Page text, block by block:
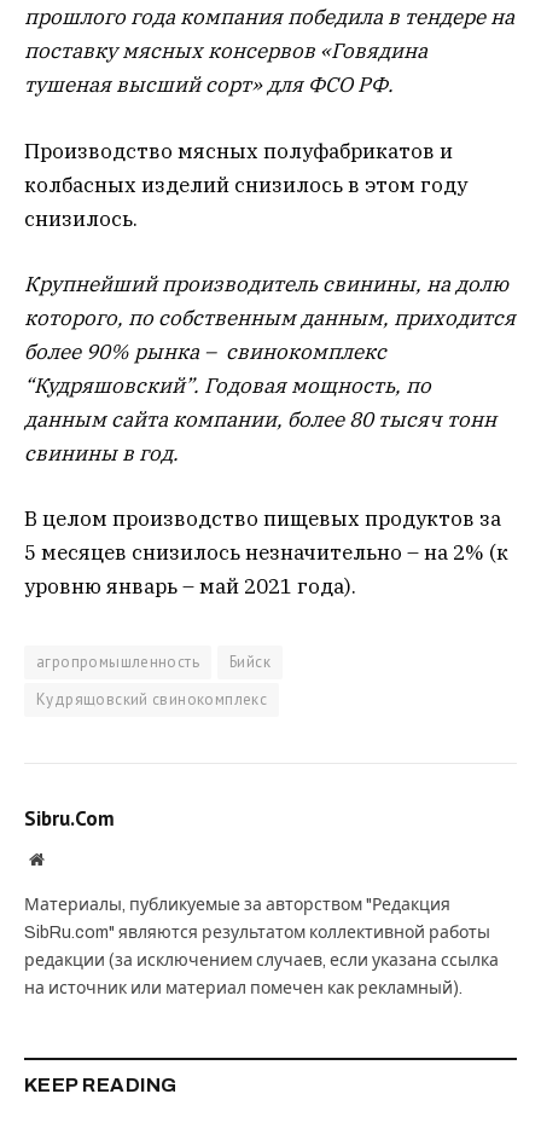
прошлого года компания победила в тендере на
поставку мясных консервов «Говядина
тушеная высший сорт» для ФСО РФ.
Производство мясных полуфабрикатов и
колбасных изделий снизилось в этом году
снизилось.
Крупнейший производитель свинины, на долю
которого, по собственным данным, приходится
более 90% рынка – свинокомплекс
“Кудряшовский”. Годовая мощность, по
данным сайта компании, более 80 тысяч тонн
свинины в год.
В целом производство пищевых продуктов за
5 месяцев снизилось незначительно – на 2% (к
уровню январь – май 2021 года).
агропромышленность
Бийск
Кудрящовский свинокомплекс
Sibru.Com
Website
Материалы, публикуемые за авторством "Редакция
SibRu.com" являются результатом коллективной работы
редакции (за исключением случаев, если указана ссылка
на источник или материал помечен как рекламный).
KEEP READING